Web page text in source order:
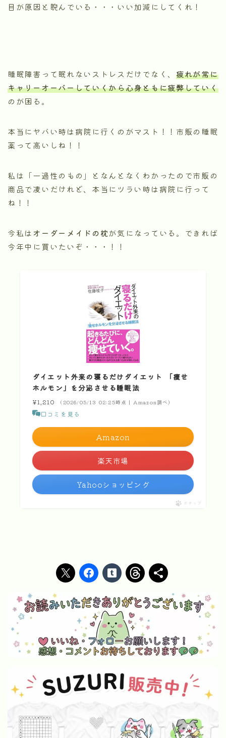
目が原因と睨んでいる・・・いい加減にしてくれ！
睡眠障害って眠れないストレスだけでなく、 疲れが常に
キャリーオーバーしていくから心身ともに疲弊していく
のが困る。
本当にヤバい時は病院に行くのがマスト！！市販の睡眠
薬って高いしね！！
私は「一過性のもの」となんとなくわかったので市販の
商品で凌いだけれど、本当にツラい時は病院に行って
ね！！
今私は オーダーメイドの枕が気になっている。できれば
今年中に買いたいぞ・・・！！
ダイエット外来の寝るだけダイエット 「痩せ
ホルモン」を分泌させる睡眠法
¥1,210 （2026/05/13 02:25時点 | Amazon調べ）
口コミを見る
Amazon
楽天市場
Yahooショッピング
ポチップ